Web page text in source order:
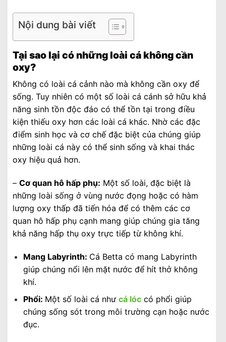
Nội dung bài viết
Tại sao lại có những loài cá không cần
oxy?
Không có loài cá cảnh nào mà không cần oxy để
sống. Tuy nhiên có một số loài cá cánh sở hữu khả
năng sinh tồn độc đáo có thể tồn tại trong điều
kiện thiếu oxy hơn các loài cá khác. Nhờ các đặc
điểm sinh học và cơ chế đặc biệt của chúng giúp
những loài cá này có thể sinh sống và khai thác
oxy hiệu quả hơn.
– Cơ quan hô hấp phụ: Một số loài, đặc biệt là
những loài sống ở vùng nước đọng hoặc có hàm
lượng oxy thấp đã tiến hóa để có thêm các cơ
quan hô hấp phụ cạnh mang giúp chúng gia tăng
khả năng hấp thụ oxy trực tiếp từ không khí.
Mang Labyrinth: Cá Betta có mang Labyrinth
giúp chúng nổi lên mặt nước để hít thở không
khí.
Phổi: Một số loài cá như cá lóccó phổi giúp
chúng sống sót trong môi trường cạn hoặc nước
đục.